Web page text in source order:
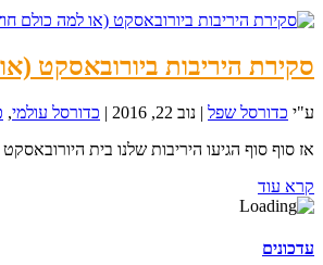
סקירת היריבות ביורובאסקט
ע"י כדורסל שפל | נוב 22, 2016 | כדורסל עולמי,
אז סוף סוף הגיעו היריבות שלנו בית
קרא עוד
עדכונים